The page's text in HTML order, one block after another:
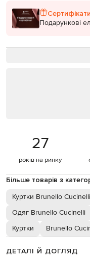
Сертифікати
Подарункові
27
років на ринку
Більше товарів з
Куртки Brunello Cucinelli
Одяг Brunello Cucinelli
Куртки
Brunello
ДЕТАЛІ Й ДОГЛЯД